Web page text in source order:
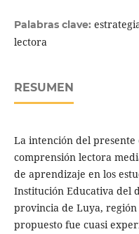
Palabras clave:
lectora
RESUMEN
La intención del
comprensión lectora
de aprendizaje en los
Institución Educativa del
provincia de Luya, región
propuesto fue cuasi